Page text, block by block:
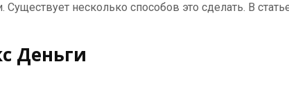
несколько способов это сделать. В
Деньги